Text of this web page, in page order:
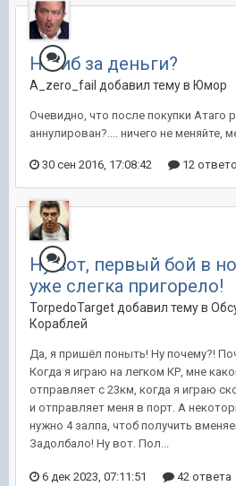
Нагиб за деньги?
A_zero_fail добавил тему в Юмор
Очевидно, что после покупки Атаго
аннулирован?.... ничего не меняйте,
30 сен 2016, 17:08:42 12
Ну вот, первый бой в
уже слегка пригорело!
TorpedoTarget добавил тему в
Кораблей
Да, я пришёл поныть! Ну почему?!
Когда я играю на легком КР, мне
отправляет с 23км, когда я играю
и отправляет меня в порт. А
нужно 4 залпа, чтоб получить
Задолбало! Ну вот. Пол...
6 дек 2023, 07:11:51 42 ответа